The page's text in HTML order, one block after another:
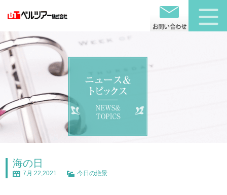
海の日
7月 22,2021 今日の絶景